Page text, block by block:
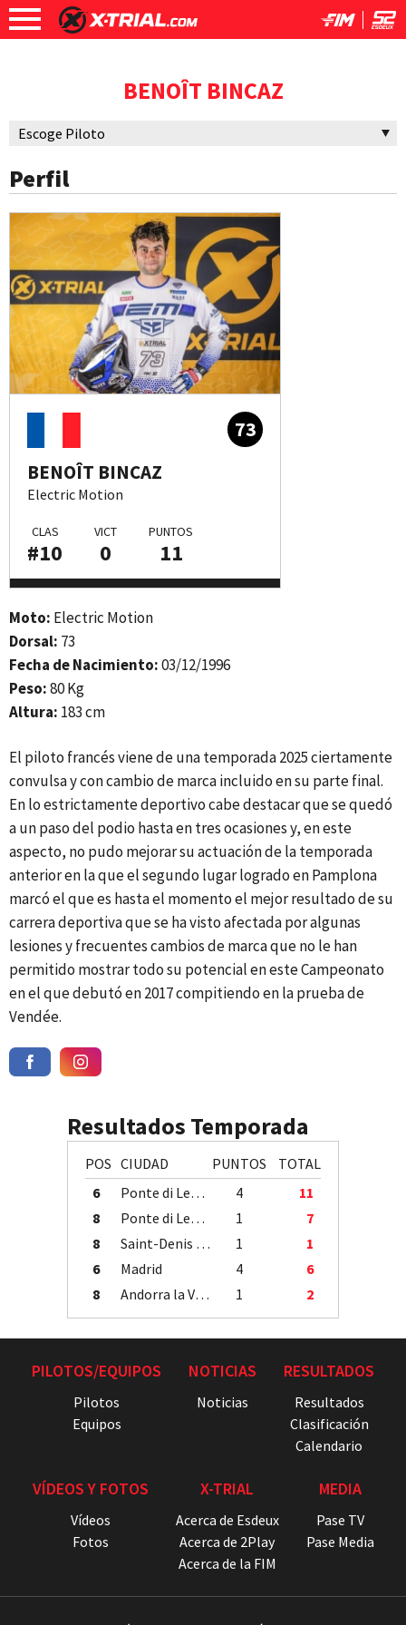
BENOÎT BINCAZ
Perfil
73
BENOÎT BINCAZ
Electric Motion
CLAS
#10
VICT
0
PUNTOS
11
Moto: Electric Motion
Dorsal: 73
Fecha de Nacimiento:03/12/1996
Peso:80 Kg
Altura: 183 cm
El piloto francés viene de una temporada 2025 ciertamente
convulsa y con cambio de marca incluido en su parte final.
En lo estrictamente deportivo cabe destacar que se quedó
a un paso del podio hasta en tres ocasiones y, en este
aspecto, no pudo mejorar su actuación de la temporada
anterior en la que el segundo lugar logrado en Pamplona
marcó el que es hasta el momento el mejor resultado de su
carrera deportiva que se ha visto afectada por algunas
lesiones y frecuentes cambios de marca que no le han
permitido mostrar todo su potencial en este Campeonato
en el que debutó en 2017 compitiendo en la prueba de
Vendée.
Resultados Temporada
POS CIUDAD PUNTOS
TOTAL
6
Ponte di Legno 4
11
8
Ponte di Legno 1
7
8
Saint-Denis / Île de la Réunion 1
1
6
Madrid 4
6
8
Andorra la Vella 1 2
PILOTOS/EQUIPOS
Pilotos
Equipos
NOTICIAS
Noticias
RESULTADOS
Resultados
Clasificación
Calendario
VÍDEOS Y FOTOS
Vídeos
Fotos
X-TRIAL
Acerca de Esdeux
Acerca de 2Play
Acerca de la FIM
MEDIA
Pase TV
Pase Media